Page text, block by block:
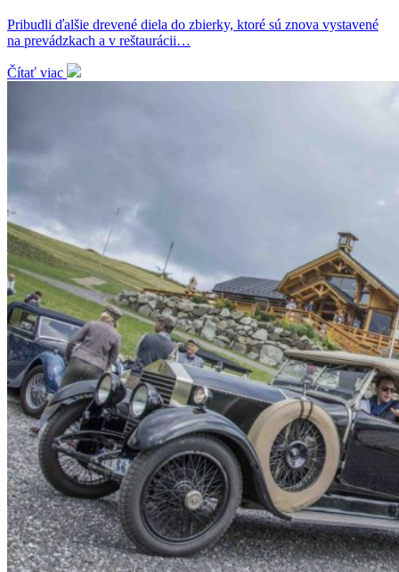
Pribudli ďalšie drevené diela do zbierky, ktoré sú znova vystavené
na prevádzkach a v reštaurácii…
Čítať viac